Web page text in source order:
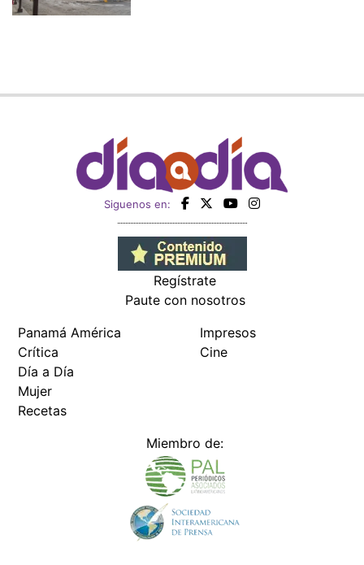
Siguenos en:
Regístrate
Paute con nosotros
Panamá América
Crítica
Día a Día
Mujer
Recetas
Impresos
Cine
Miembro de: